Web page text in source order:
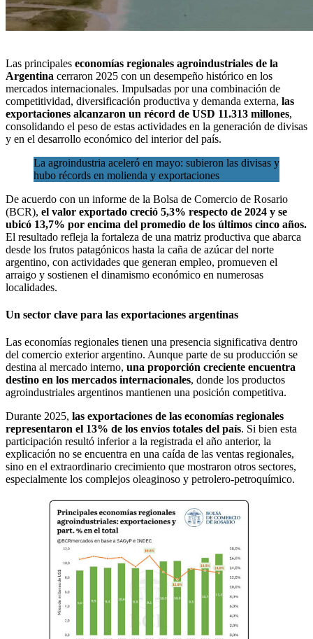
Las principales economías regionales agroindustriales de la
Argentina cerraron 2025 con un desempeño histórico en los
mercados internacionales. Impulsadas por una combinación de
competitividad, diversificación productiva y demanda externa, las
exportaciones alcanzaron un récord de USD 11.313 millones,
consolidando el peso de estas actividades en la generación de divisas
y en el desarrollo económico del interior del país.
La agroindustria aceleró en mayo: subieron las divisas y
hubo récords en molienda y exportaciones
De acuerdo con un informe de la Bolsa de Comercio de Rosario
(BCR), el valor exportado creció 5,3% respecto de 2024 y se
ubicó 13,7% por encima del promedio de los últimos cinco años.
El resultado refleja la fortaleza de una matriz productiva que abarca
desde los frutos patagónicos hasta la caña de azúcar del norte
argentino, con actividades que generan empleo, promueven el
arraigo y sostienen el dinamismo económico en numerosas
localidades.
Un sector clave para las exportaciones argentinas
Las economías regionales tienen una presencia significativa dentro
del comercio exterior argentino. Aunque parte de su producción se
destina al mercado interno, una proporción creciente encuentra
destino en los mercados internacionales, donde los productos
agroindustriales argentinos mantienen una posición competitiva.
Durante 2025, las exportaciones de las economías regionales
representaron el 13% de los envíos totales del país. Si bien esta
participación resultó inferior a la registrada el año anterior, la
explicación no se encuentra en una caída de las ventas regionales,
sino en el extraordinario crecimiento que mostraron otros sectores,
especialmente los complejos oleaginoso y petrolero-petroquímico.